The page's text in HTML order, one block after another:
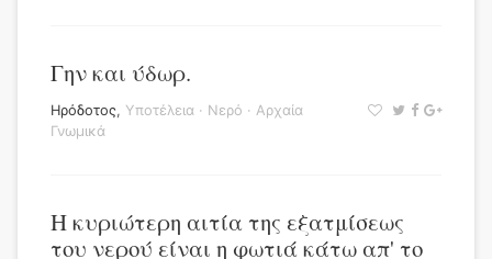
Γην και ύδωρ.
Ηρόδοτος, Υποτέλεια · Νερό · Αρχαία
Γνωμικά
Η κυριώτερη αιτία της εξατμίσεως
του νερού είναι η φωτιά κάτω απ' το